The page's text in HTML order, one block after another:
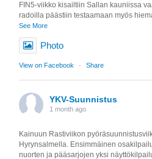
FIN5-viikko kisailtiin Sallan kauniissa
radoilla päästiin testaamaan myös
See More
Photo
View on Facebook · Share
YKV-Suunnistus
1 month ago
Kainuun Rastiviikon
Hyrynsalmella. Ensimmäinen
nuorten ja pääsarjojen yksi